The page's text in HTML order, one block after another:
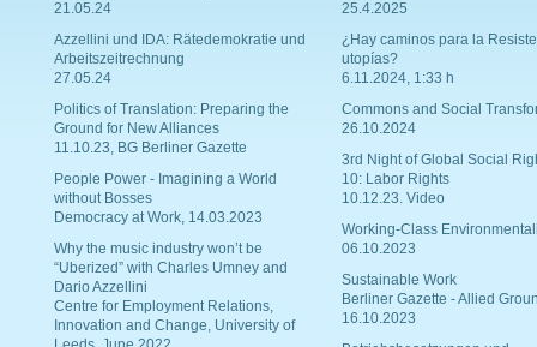
21.05.24
Azzellini und IDA: Rätedemokratie und
Arbeitszeitrechnung
27.05.24
Politics of Translation: Preparing the
Ground for New Alliances
11.10.23, BG Berliner Gazette
People Power - Imagining a World
without Bosses
Democracy at Work, 14.03.2023
Why the music industry won’t be
“Uberized” with Charles Umney and
Dario Azzellini
Centre for Employment Relations,
Innovation and Change, University of
25.4.2025
¿Hay caminos para la
utopías?
6.11.2024, 1:33 h
Commons and Social
26.10.2024
3rd Night of Global Social
10: Labor Rights
10.12.23. Video
Working-Class
06.10.2023
Sustainable Work
Berliner Gazette - Allied
16.10.2023